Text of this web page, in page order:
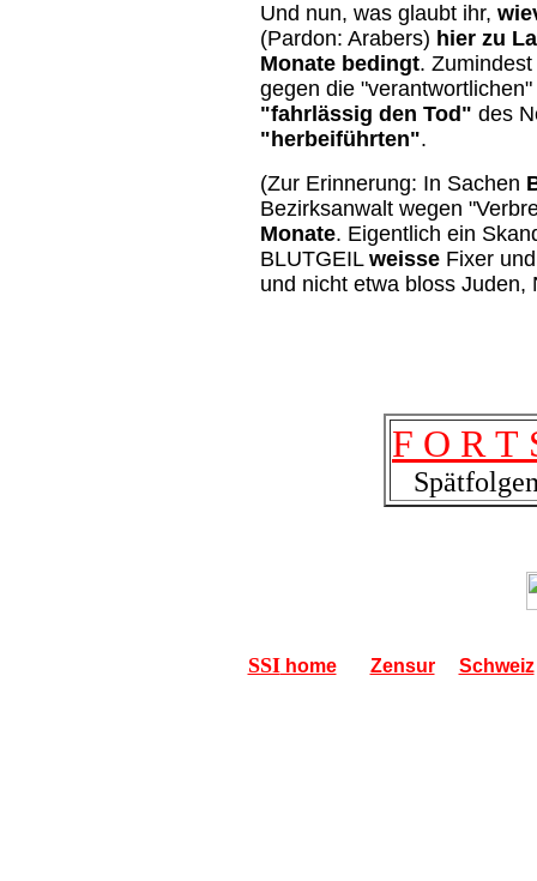
Und nun, was glaubt ihr,
(Pardon: Arabers) hier zu
Monate bedingt.
gegen die
"fahrlässig den Tod" des
"herbeiführten".
(Zur Erinnerung: In Sachen
Bezirksanwalt wegen
Monate. Eigentlich ein
BLUTGEIL weisse Fixer
und nicht etwa bloss
F O R T
SSIhome Zensur Schweiz